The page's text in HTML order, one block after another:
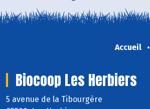
Accueil
Biocoop Les Herbiers
5 avenue de la Tibourgère